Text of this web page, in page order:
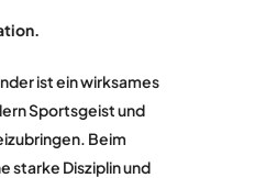
ist ein wirksames
Sportsgeist und
Beim
starke Disziplin und